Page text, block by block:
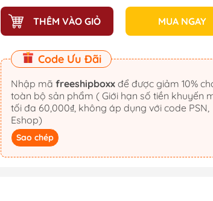
THÊM VÀO GIỎ MUA NGAY
Code Ưu Đãi
Nhập mã freeshipboxxđể được giảm 10% cho
toàn bộ sản phẩm ( Giới hạn số tiền khuyến
tối đa 60,000₫, không áp dụng với code PSN,
Eshop)
Sao chép